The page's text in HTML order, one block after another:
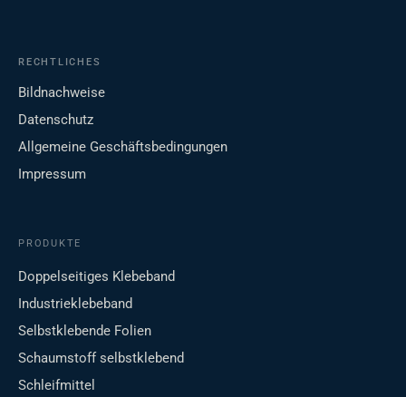
RECHTLICHES
Bildnachweise
Datenschutz
Allgemeine Geschäftsbedingungen
Impressum
PRODUKTE
Doppelseitiges Klebeband
Industrieklebeband
Selbstklebende Folien
Schaumstoff selbstklebend
Schleifmittel